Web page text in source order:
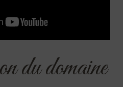
du domaine